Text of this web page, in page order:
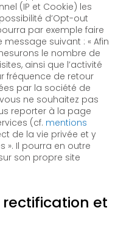
(IP et Cookie) les
d’Opt-out
par exemple faire
suivant : « Afin
le nombre de
ainsi que l’activité
fréquence de retour
ne souhaitez pas
reporter à la page
(cf. mentions
». Il pourra en outre
son propre site
rectification et